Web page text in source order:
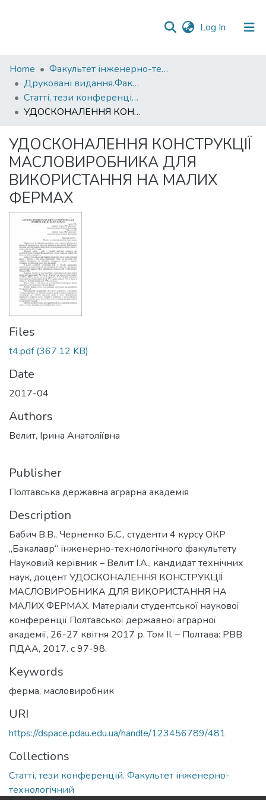
Log In (current)
Communities
&
Collections
All of DSpace
Statistics
Home
Факультет інженерно-технологічний
Друковані видання.Факультет інженерно-технологічний
Статті, тези конференцій. Факультет інженерно-технологічний
УДОСКОНАЛЕННЯ КОНСТРУКЦІЇ МАСЛОВИРОБНИКА ДЛЯ ВИКОРИСТАННЯ НА МАЛИХ ФЕРМАХ
УДОСКОНАЛЕННЯ КОНСТРУКЦІЇ
МАСЛОВИРОБНИКА ДЛЯ
ВИКОРИСТАННЯ НА МАЛИХ
ФЕРМАХ
Files
t4.pdf(367.12 KB)
Date
2017-04
Authors
Велит, Ірина Анатоліївна
Publisher
Полтавська державна аграрна академія
Description
Бабич В.В., Черненко Б.С., студенти 4 курсу ОКР
„Бакалавр“ інженерно-технологічного факультету
Науковий керівник – Велит І.А., кандидат технічних
наук, доцент УДОСКОНАЛЕННЯ КОНСТРУКЦІЇ
МАСЛОВИРОБНИКА ДЛЯ ВИКОРИСТАННЯ НА
МАЛИХ ФЕРМАХ. Матеріали студентської наукової
конференції Полтавської державної аграрної
академії, 26-27 квітня 2017 р. Том ІІ. – Полтава: РВВ
ПДАА, 2017. с 97-98.
Keywords
ферма, масловиробник
URI
https://dspace.pdau.edu.ua/handle/123456789/481
Collections
Статті, тези конференцій. Факультет інженерно-
технологічний